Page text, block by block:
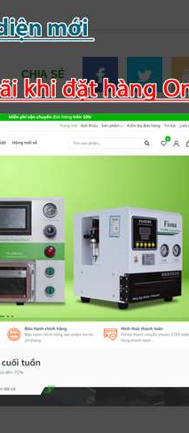
CHIA SẺ
CHÍNH SÁCH MUA
Chính sách BH máy
Chính sách hoàn tiền
Chính sách Giao hàng
Chính sách bảo mật
Điều khoản dịch vụ
BẢN ĐỒ TRỤ SỢ CHÍNH